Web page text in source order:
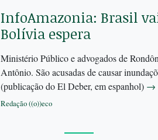
InfoAmazonia: Brasil
Bolívia espera
Ministério Público e advogados de
Antônio. São acusadas ​​de causar
(publicação do El Deber, em espanhol) →
Redação ((o))eco